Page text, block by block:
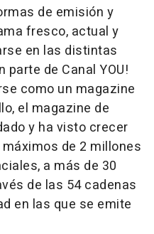
de emisión y
fresco, actual y
en las distintas
de Canal YOU!
como un magazine
el magazine de
y ha visto crecer
de 2 millones
a más de 30
de las 54 cadenas
en las que se emite